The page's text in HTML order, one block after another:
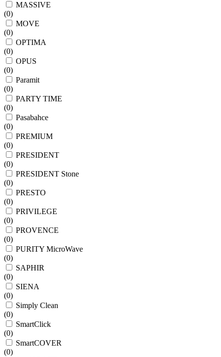
MASSIVE
(0)
MOVE
(0)
OPTIMA
(0)
OPUS
(0)
Paramit
(0)
PARTY TIME
(0)
Pasabahce
(0)
PREMIUM
(0)
PRESIDENT
(0)
PRESIDENT Stone
(0)
PRESTO
(0)
PRIVILEGE
(0)
PROVENCE
(0)
PURITY MicroWave
(0)
SAPHIR
(0)
SIENA
(0)
Simply Clean
(0)
SmartClick
(0)
SmartCOVER
(0)